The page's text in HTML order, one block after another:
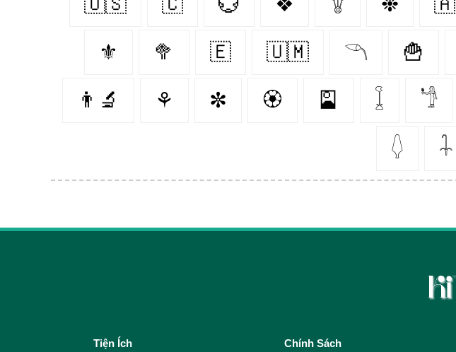
⚜️ 🥦 🇪‌ 🇺🇲 𓆹 🍟
👨‍🔬 ⚘ ✼ 🏵️ 🎴 𓆼 𓁙
𓆭 𓇑
Tiện Ích Chính Sách